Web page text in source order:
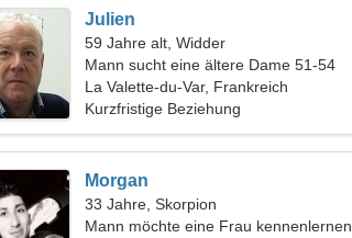
Julien
59 Jahre alt, Widder
Mann sucht eine ältere Dame 51-54
La Valette-du-Var, Frankreich
Kurzfristige Beziehung
Morgan
33 Jahre, Skorpion
Mann möchte eine Frau kennenlernen